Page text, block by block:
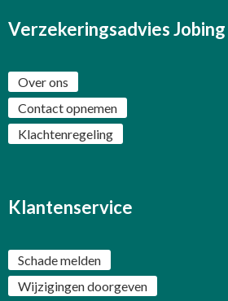
Verzekeringsadvies Jobing
Over ons
Contact opnemen
Klachtenregeling
Klantenservice
Schade melden
Wijzigingen doorgeven